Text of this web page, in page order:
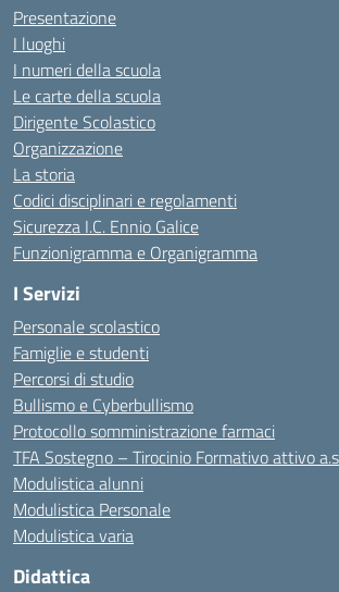
Presentazione
I luoghi
I numeri della scuola
Le carte della scuola
Dirigente Scolastico
Organizzazione
La storia
Codici disciplinari e regolamenti
Sicurezza I.C. Ennio Galice
Funzionigramma e Organigramma
I Servizi
Personale scolastico
Famiglie e studenti
Percorsi di studio
Bullismo e Cyberbullismo
Protocollo somministrazione farmaci
TFA Sostegno – Tirocinio Formativo attivo
Modulistica alunni
Modulistica Personale
Modulistica varia
Didattica